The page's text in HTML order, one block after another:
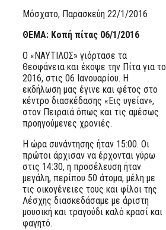
Μόσχατο, Παρασκεύη 22/1/2016
ΘΕΜΑ: Κοπή πίτας 06/1/2016
Ο «ΝΑΥΤΙΛΟΣ» γιόρτασε τα
Θεοφάνεια και έκοψε την Πίτα για το
2016, στις 06 Ιανουαρίου. Η
εκδήλωση μας έγινε και φέτος στο
κέντρο διασκέδασης «Εις υγείαν»,
στον Πειραιά όπως και τις αμέσως
προηγούμενες χρονιές.
Η ώρα συνάντησης ήταν 15:00. Οι
πρώτοι άρχισαν να έρχονται γύρω
στις 14:30, η προσέλευση ήταν
μεγάλη, περίπου 50 άτομα, μέλη με
τις οικογένειες τους και φίλοι της
Λέσχης διασκεδάσαμε με άριστη
μουσική και τραγούδι καλό κρασί και
φαγητό.